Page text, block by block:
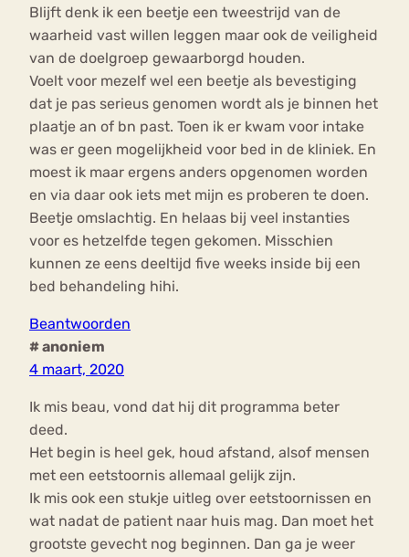
Blijft denk ik een beetje een tweestrijd van de
waarheid vast willen leggen maar ook de veiligheid
van de doelgroep gewaarborgd houden.
Voelt voor mezelf wel een beetje als bevestiging
dat je pas serieus genomen wordt als je binnen het
plaatje an of bn past. Toen ik er kwam voor intake
was er geen mogelijkheid voor bed in de kliniek. En
moest ik maar ergens anders opgenomen worden
en via daar ook iets met mijn es proberen te doen.
Beetje omslachtig. En helaas bij veel instanties
voor es hetzelfde tegen gekomen. Misschien
kunnen ze eens deeltijd five weeks inside bij een
bed behandeling hihi.
Beantwoorden
# anoniem
4 maart, 2020
Ik mis beau, vond dat hij dit programma beter
deed.
Het begin is heel gek, houd afstand, alsof mensen
met een eetstoornis allemaal gelijk zijn.
Ik mis ook een stukje uitleg over eetstoornissen en
wat nadat de patient naar huis mag. Dan moet het
grootste gevecht nog beginnen. Dan ga je weer